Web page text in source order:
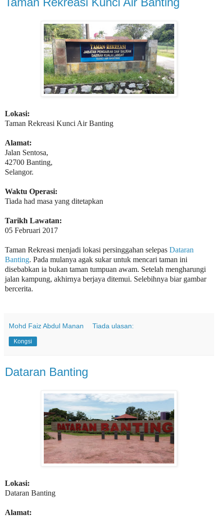
Lokasi:
Taman Rekreasi Kunci Air Banting
Alamat:
Jalan Sentosa,
42700 Banting,
Selangor.
Waktu Operasi:
Tiada had masa yang ditetapkan
Tarikh Lawatan:
05 Februari 2017
Taman Rekreasi menjadi lokasi persinggahan selepas Dataran
Banting. Pada mulanya agak sukar untuk mencari taman ini
disebabkan ia bukan taman tumpuan awam. Setelah mengharungi
jalan kampung, akhirnya berjaya ditemui. Selebihnya biar gambar
bercerita.
Mohd Faiz Abdul Manan Tiada ulasan:
Kongsi
Dataran Banting
Lokasi:
Dataran Banting
Alamat: